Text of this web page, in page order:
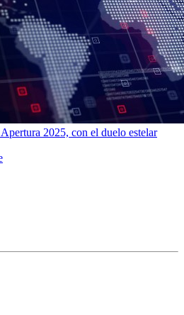
2025, con el duelo estelar